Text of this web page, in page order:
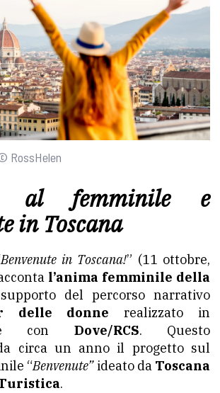
RossHelen
al femminile e
in Toscana
Benvenute in Toscana!” (11 ottobre,
l’anima femminile della
del percorso narrativo
delle donne realizzato in
con Dove/RCS. Questo
circa un anno il progetto sul
“Benvenute”ideato da Toscana
.